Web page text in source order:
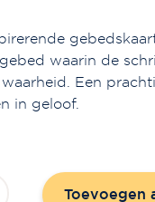
waarin de
Een
in geloof.
Toevoegen